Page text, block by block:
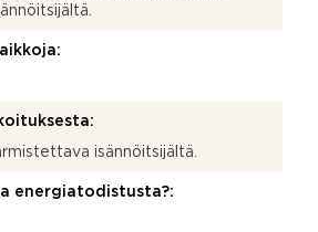
isännöitsijältä.
energiatodistusta?: